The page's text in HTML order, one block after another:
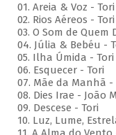
01. Areia & Voz -
02. ⁠Rios Aéreos - Tori
03. O Som de
04. Júlia & Bebéu -
05. Ilha Úmida -
06. Esquecer - Tori
07. Mãe da Manhã -
08. Dies Irae - João
09. Descese - Tori
10. Luz, Lume,